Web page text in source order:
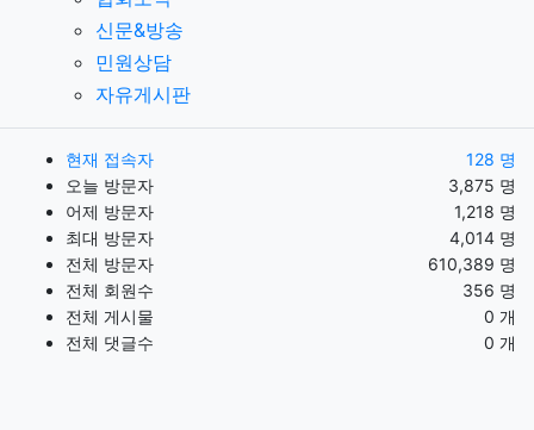
신문&방송
민원상담
자유게시판
현재 접속자
128 명
오늘 방문자
3,875 명
어제 방문자
1,218 명
최대 방문자
4,014 명
전체 방문자
610,389 명
전체 회원수
356 명
전체 게시물
0 개
전체 댓글수
0 개